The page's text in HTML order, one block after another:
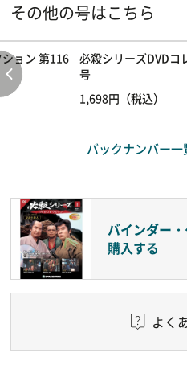
その他の号はこちら
ョン 第116
必殺シリーズDVDコ
号
1,698円（税込）
バックナンバー一
バインダー
購入する
よく